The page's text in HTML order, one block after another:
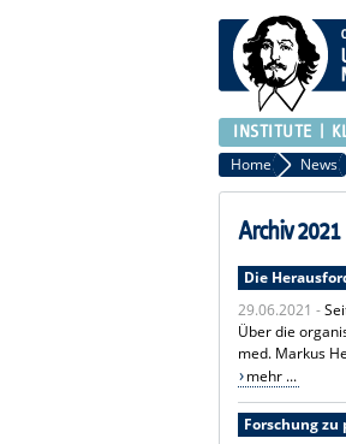
INSTITUTE
Home News
Archiv 2021
Die
29.06.2021 -
Über die
med. Markus
mehr ...
Forschung